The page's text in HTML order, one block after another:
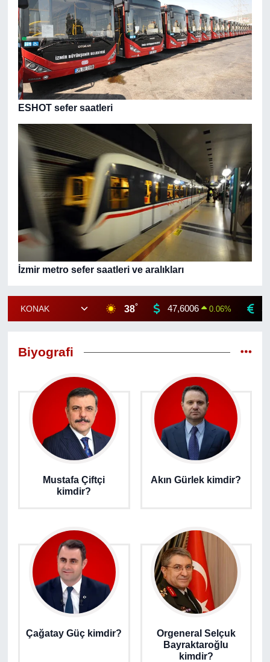
ESHOT sefer saatleri
İzmir metro sefer saatleri ve aralıkları
38° 47,6006 0.06%
Biyografi
Mustafa Çiftçi
kimdir?
Akın Gürlek kimdir?
Çağatay Güç kimdir?
Orgeneral Selçuk
Bayraktaroğlu
kimdir?